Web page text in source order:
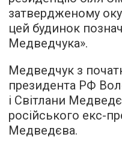
затвердженому
цей будинок
Медведчука».
Медведчук з
президента РФ
і Світлани
російського екс-
Медведєва.